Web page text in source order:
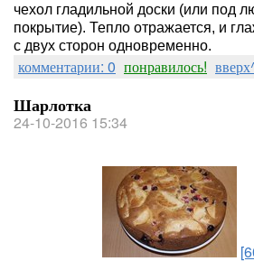
чехол гладильной доски (или под
покрытие). Тепло отражается, и
с двух сторон одновременно.
комментарии: 0 понравилось!
Шарлотка
24-10-2016 15:34